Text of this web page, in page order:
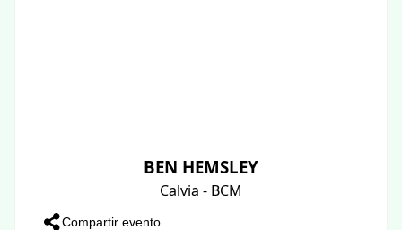
BEN HEMSLEY
Calvia - BCM
Compartir evento